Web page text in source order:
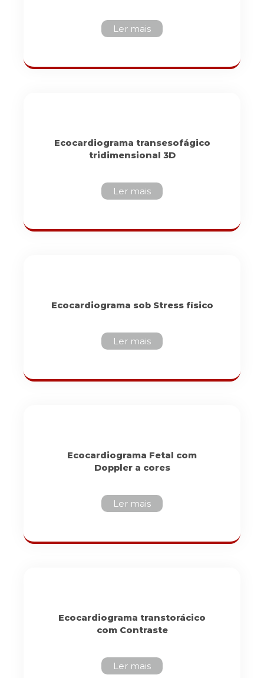
Ler mais
Ecocardiograma transesofágico
tridimensional 3D
Ler mais
Ecocardiograma sob Stress físico
Ler mais
Ecocardiograma Fetal com
Doppler a cores
Ler mais
Ecocardiograma transtorácico
com Contraste
Ler mais